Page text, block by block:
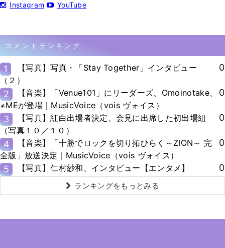
Instagram YouTube
コメントランキング
1
【写真】写真・「Stay Together」インタビュー
（２）
0
2
【音楽】「Venue101」にリーダーズ、Omoinotake、
≠MEが登場｜MusicVoice（vois ヴォイス）
0
3
【写真】紅白出場者決定、会見に出席した初出場組
（写真１０／１０）
0
4
【音楽】「十勝でロックを切り拓ひらく～ZION～ 完
全版」放送決定｜MusicVoice（vois ヴォイス）
0
5 【写真】仁村紗和、インタビュー【エンタメ】 0
ランキングをもっとみる